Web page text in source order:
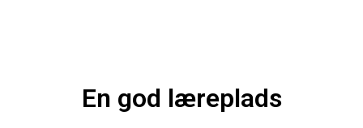
En god læreplads